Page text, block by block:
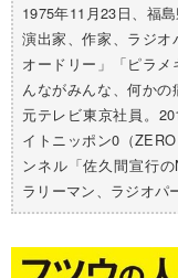
1975年11月23日、福
演出家、作家、ラジ
オードリー」「ピラ
んながみんな、何かの
元テレビ東京社員。
イトニッポン0（
ンネル「佐久間宣行
ラリーマン、ラジオパ